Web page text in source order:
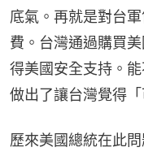
底氣。再就是對台
費。台灣通過購買
得美國安全支持。
做出了讓台灣覺得「
歷來美國總統在此